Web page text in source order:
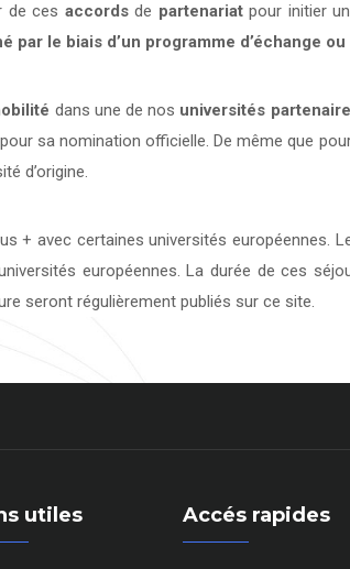
de ces accordsde partenariatpour initier un
par le biais d’un programme d’échange
dans une de nos universités
sa nomination officielle. De même que
d’origine.
+ avec certaines universités
européennes. La durée de ces
seront régulièrement publiés sur ce site.
utiles Accés rapides